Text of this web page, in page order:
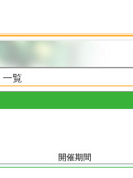
覧
開催期間